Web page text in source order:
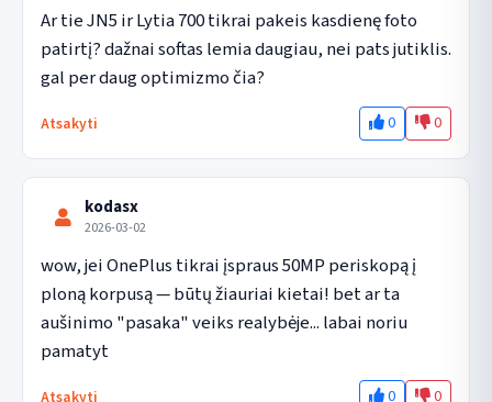
Ar tie JN5 ir Lytia 700 tikrai pakeis kasdienę foto
patirtį? dažnai softas lemia daugiau, nei pats jutiklis.
gal per daug optimizmo čia?
Atsakyti 0 0
kodasx
2026-03-02
wow, jei OnePlus tikrai įspraus 50MP periskopą į
ploną korpusą — būtų žiauriai kietai! bet ar ta
aušinimo "pasaka" veiks realybėje... labai noriu
pamatyt
Atsakyti 0 0